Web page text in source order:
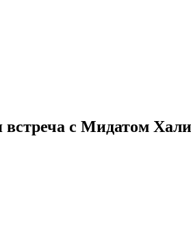
встреча с Мидатом